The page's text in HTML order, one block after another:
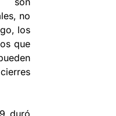
no
los
que
duró